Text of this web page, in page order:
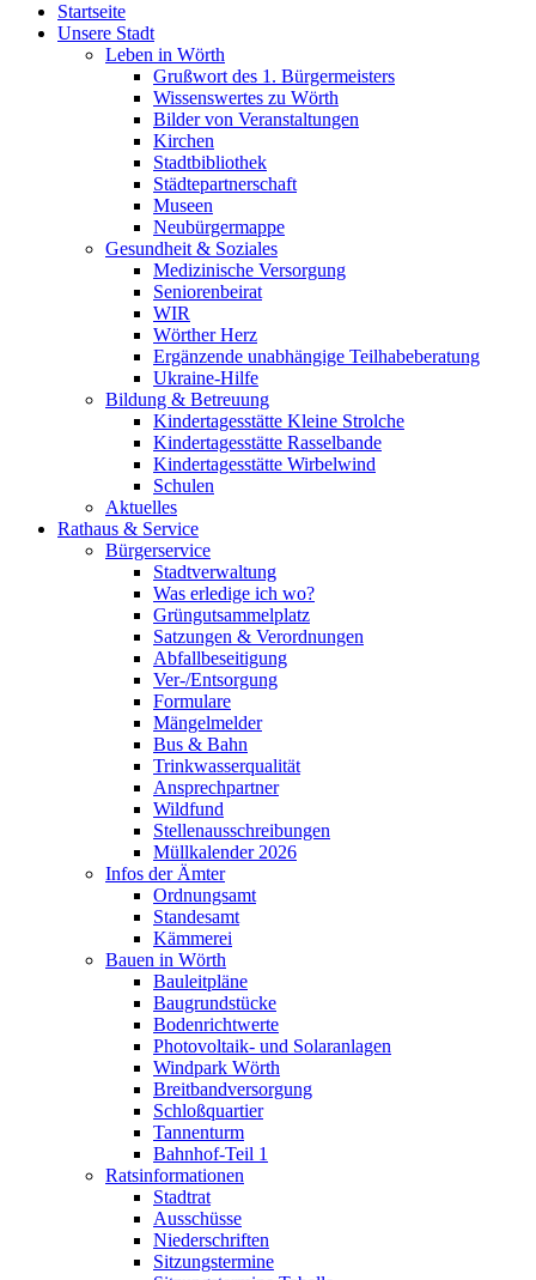
Startseite
Unsere Stadt
Leben in Wörth
Grußwort des 1. Bürgermeisters
Wissenswertes zu Wörth
Bilder von Veranstaltungen
Kirchen
Stadtbibliothek
Städtepartnerschaft
Museen
Neubürgermappe
Gesundheit & Soziales
Medizinische Versorgung
Seniorenbeirat
WIR
Wörther Herz
Ergänzende unabhängige Teilhabeberatung
Ukraine-Hilfe
Bildung & Betreuung
Kindertagesstätte Kleine Strolche
Kindertagesstätte Rasselbande
Kindertagesstätte Wirbelwind
Schulen
Aktuelles
Rathaus & Service
Bürgerservice
Stadtverwaltung
Was erledige ich wo?
Grüngutsammelplatz
Satzungen & Verordnungen
Abfallbeseitigung
Ver-/Entsorgung
Formulare
Mängelmelder
Bus & Bahn
Trinkwasserqualität
Ansprechpartner
Wildfund
Stellenausschreibungen
Müllkalender 2026
Infos der Ämter
Ordnungsamt
Standesamt
Kämmerei
Bauen in Wörth
Bauleitpläne
Baugrundstücke
Bodenrichtwerte
Photovoltaik- und Solaranlagen
Windpark Wörth
Breitbandversorgung
Schloßquartier
Tannenturm
Bahnhof-Teil 1
Ratsinformationen
Stadtrat
Ausschüsse
Niederschriften
Sitzungstermine